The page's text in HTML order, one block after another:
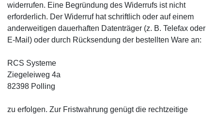
widerrufen. Eine Begründung des Widerrufs ist nicht
erforderlich. Der Widerruf hat schriftlich oder auf einem
anderweitigen dauerhaften Datenträger (z. B. Telefax oder
E-Mail) oder durch Rücksendung der bestellten Ware an:
RCS Systeme
Ziegeleiweg 4a
82398 Polling
zu erfolgen. Zur Fristwahrung genügt die rechtzeitige